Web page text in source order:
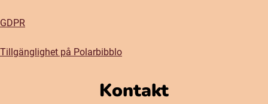
GDPR
Tillgänglighet på Polarbibblo
Kontakt